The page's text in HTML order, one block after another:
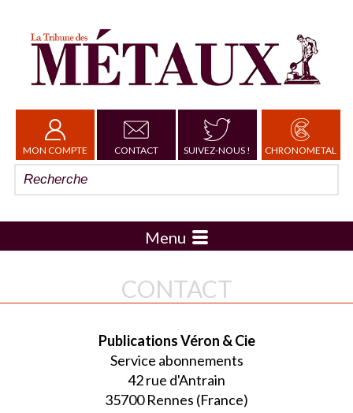
MON COMPTE CONTACT SUIVEZ-NOUS ! CHRONOMETAL
Menu
CONTACT
Publications Véron & Cie
Service abonnements
42 rue d'Antrain
35700 Rennes (France)